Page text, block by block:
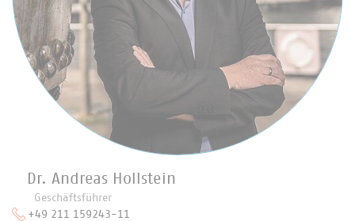
Dr. Andreas Hollstein
Geschäftsführer
+49 211 159243-11